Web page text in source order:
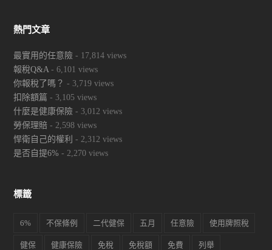
熱門文章
最實用的任意險 - 17,814 views
報稅Q&A - 6,101 views
你報稅了嗎？ - 3,719 views
扣除額篇 - 3,105 views
什麼是健康保險 - 3,012 views
勞保理賠 - 2,598 views
悍衛自己的權利 - 2,312 views
是否自提6% - 2,270 views
標籤
6% 不保條例 二代健保 五月 任意險 使用牌照稅
健保 健康保險 免稅 免稅額 免費 列舉